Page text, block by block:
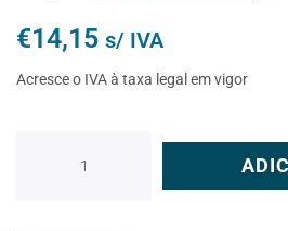
€14,15 s/ IVA
Acresce o IVA à taxa legal em vigor